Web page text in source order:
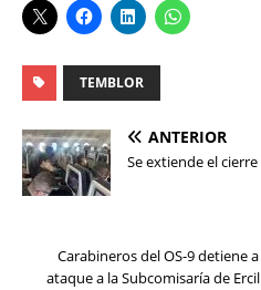
TEMBLOR
ANTERIOR
Se extiende el
Carabineros del OS-9 detiene
ataque a la Subcomisaría de